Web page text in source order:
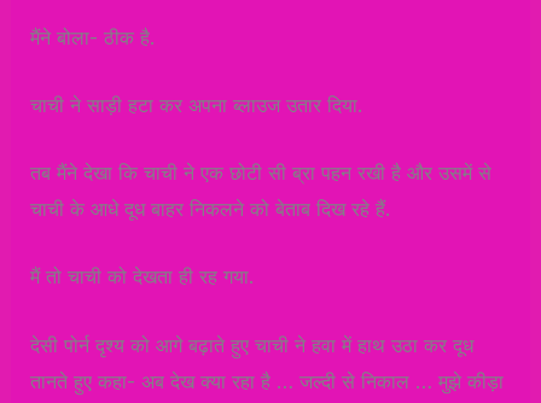
मैंने बोला- ठीक है.
चाची ने साड़ी हटा कर अपना ब्लाउज उतार दिया.
तब मैंने देखा कि चाची ने एक छोटी सी ब्रा पहन रखी है और उसमें से
चाची के आधे दूध बाहर निकलने को बेताब दिख रहे हैं.
मैं तो चाची को देखता ही रह गया.
देसी पोर्न दृश्य को आगे बढ़ाते हुए चाची ने हवा में हाथ उठा कर दूध
तानते हुए कहा- अब देख क्या रहा है … जल्दी से निकाल … मुझे कीड़ा